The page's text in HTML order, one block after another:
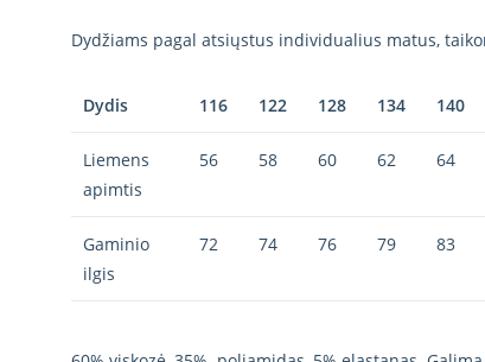
Dydžiams pagal atsiųstus individualius matus,
Dydis 116 122 128 134 140
Liemens
apimtis
56 58 60 62 64
Gaminio
ilgis
72 74 76 79 83